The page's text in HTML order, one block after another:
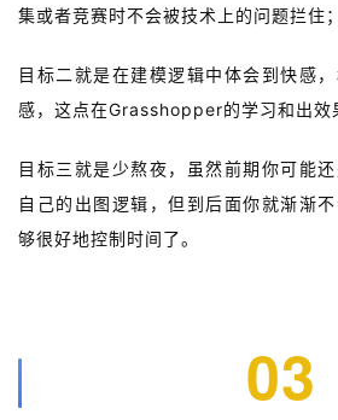
集或者竞赛时不会被技术上的问题拦住；
目标二就是在建模逻辑中体会到快感
感，这点在Grasshopper的学习和出效
目标三就是少熬夜，虽然前期你可能
自己的出图逻辑，但到后面你就渐渐
够很好地控制时间了。
03